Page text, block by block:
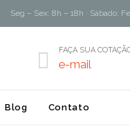
Seg – Sex: 8h – 18h · Sábado:
 FAÇA SUA
e-mail
Blog Contato